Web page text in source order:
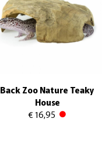
Back Zoo Nature Teaky
House
€ 16,95